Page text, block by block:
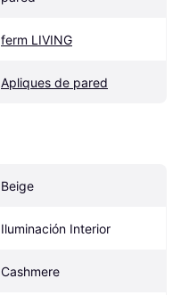
ferm LIVING
Apliques de pared
Beige
Iluminación Interior
Cashmere